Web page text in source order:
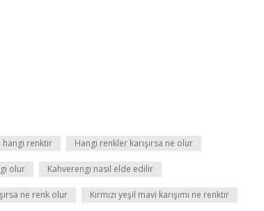
hangi renktir Hangi renkler karışırsa ne olur
olur Kahverengi nasıl elde edilir
ne renk olur Kırmızı yeşil mavi karışımı ne renktir